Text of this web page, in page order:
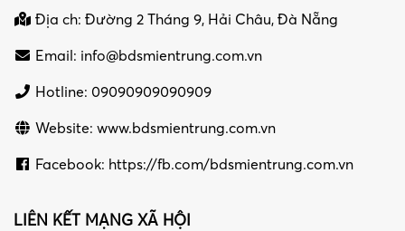
Địa ch: Đường 2 Tháng 9, Hải Châu, Đà Nẵng
Email: info@bdsmientrung.com.vn
Hotline: 09090909090909
Website: www.bdsmientrung.com.vn
Facebook: https://fb.com/bdsmientrung.com.vn
LIÊN KẾT MẠNG XÃ HỘI